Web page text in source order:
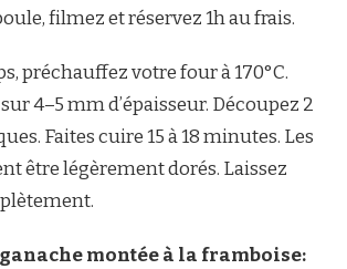
filmez et réservez 1h au frais.
préchauffez votre four à 170°C.
4–5 mm d’épaisseur. Découpez 2
Faites cuire 15 à 18 minutes. Les
être légèrement dorés. Laissez
montée à la framboise: